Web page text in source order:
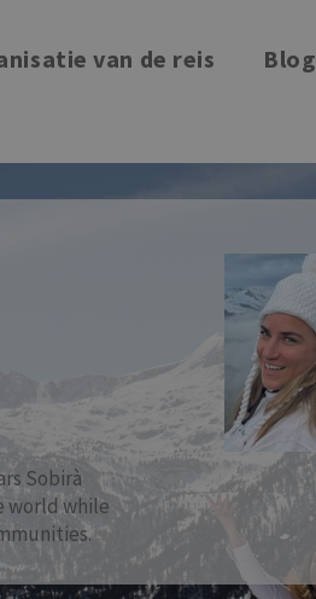
van de reis Blog
Sobirà
world while